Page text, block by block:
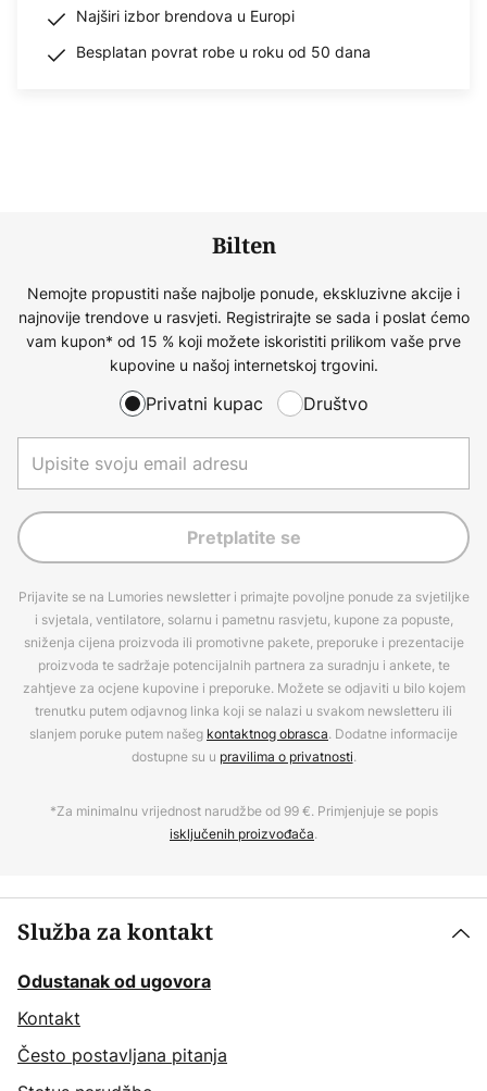
Najširi izbor brendova u Europi
Besplatan povrat robe u roku od 50 dana
Bilten
Nemojte propustiti naše najbolje ponude, ekskluzivne akcije i
najnovije trendove u rasvjeti. Registrirajte se sada i poslat ćemo
vam kupon* od 15 % koji možete iskoristiti prilikom vaše prve
kupovine u našoj internetskoj trgovini.
Privatni kupac Društvo
Pretplatite se
Prijavite se na Lumories newsletter i primajte povoljne ponude za svjetiljke
i svjetala, ventilatore, solarnu i pametnu rasvjetu, kupone za popuste,
sniženja cijena proizvoda ili promotivne pakete, preporuke i prezentacije
proizvoda te sadržaje potencijalnih partnera za suradnju i ankete, te
zahtjeve za ocjene kupovine i preporuke. Možete se odjaviti u bilo kojem
trenutku putem odjavnog linka koji se nalazi u svakom newsletteru ili
slanjem poruke putem našeg kontaktnog obrasca. Dodatne informacije
dostupne su u pravilima o privatnosti.
*Za minimalnu vrijednost narudžbe od 99 €. Primjenjuje se popis
isključenih proizvođača.
Služba za kontakt
Odustanak od ugovora
Kontakt
Često postavljana pitanja